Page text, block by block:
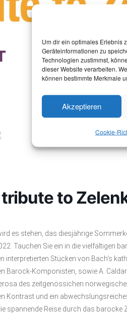
Um dir ein optimales Erlebnis
Geräteinformationen zu
Technologien zustimmst,
dieser Website verarbeiten.
können bestimmte Merkmale
Akzeptieren
Cookie-
to
es stehen, das diesjährige
Tauchen Sie ein in die vielfältigen
Stücken von Bach‘s
Barock-Komponisten, sowie A.
des zeitgenössichen
Kontrast und ein
spannende Reise durch das barocke